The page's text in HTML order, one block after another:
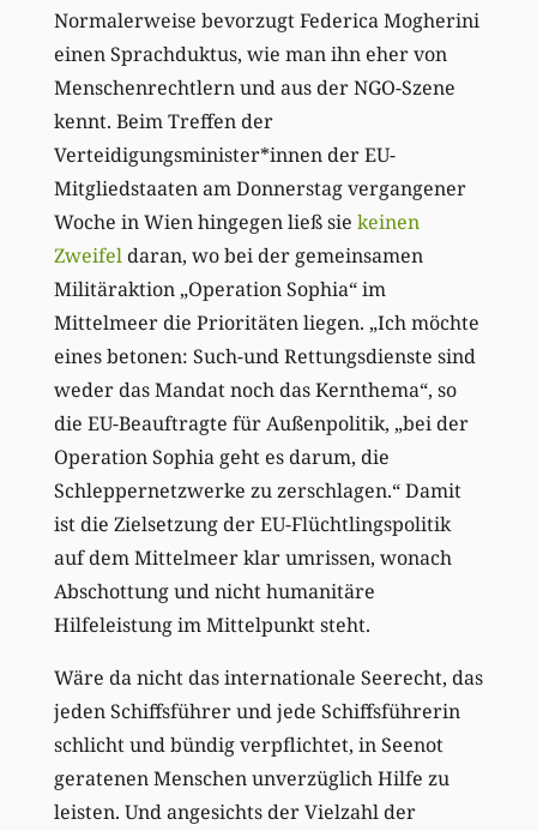
Normalerweise bevorzugt Federica Mogherini
einen Sprachduktus, wie man ihn eher von
Menschenrechtlern und aus der NGO-Szene
kennt. Beim Treffen der
Verteidigungsminister*innen der EU-
Mitgliedstaaten am Donnerstag vergangener
Woche in Wien hingegen ließ sie keinen
Zweifeldaran, wo bei der gemeinsamen
Militäraktion „Operation Sophia“ im
Mittelmeer die Prioritäten liegen. „Ich möchte
eines betonen: Such-und Rettungsdienste sind
weder das Mandat noch das Kernthema“, so
die EU-Beauftragte für Außenpolitik, „bei der
Operation Sophia geht es darum, die
Schleppernetzwerke zu zerschlagen.“ Damit
ist die Zielsetzung der EU-Flüchtlingspolitik
auf dem Mittelmeer klar umrissen, wonach
Abschottung und nicht humanitäre
Hilfeleistung im Mittelpunkt steht.
Wäre da nicht das internationale Seerecht, das
jeden Schiffsführer und jede Schiffsführerin
schlicht und bündig verpflichtet, in Seenot
geratenen Menschen unverzüglich Hilfe zu
leisten. Und angesichts der Vielzahl der